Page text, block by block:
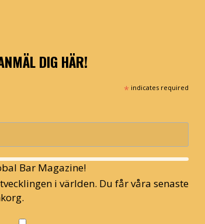
DIG HÄR!
* indicates required
Bar Magazine!
i världen. Du får våra senaste